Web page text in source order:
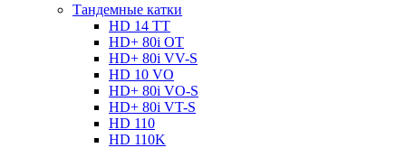
Тандемные катки
HD 14 TT
HD+ 80i OT
HD+ 80i VV-S
HD 10 VO
HD+ 80i VO-S
HD+ 80i VT-S
HD 110
HD 110K